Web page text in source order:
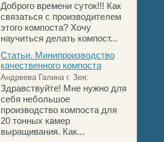
Доброго времени суток!!! Как
связаться с производителем
этого компоста? Хочу
научиться делать компост...
Статьи. Минипроизводство
качественного компоста
Андреева Галина г. Зея:
Здравствуйте! Мне нужно для
себя небольшое
производство компоста для
20 тонных камер
выращивания. Как...